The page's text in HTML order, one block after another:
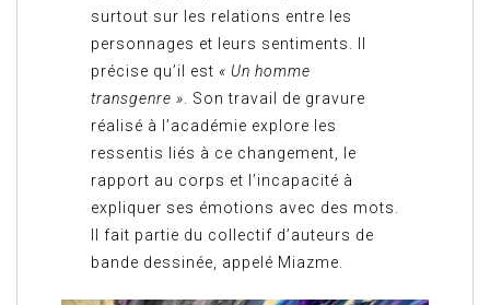
surtout sur les relations entre les
personnages et leurs sentiments. Il
précise qu’il est « Un homme
transgenre ». Son travail de gravure
réalisé à l’académie explore les
ressentis liés à ce changement, le
rapport au corps et l’incapacité à
expliquer ses émotions avec des mots.
Il fait partie du collectif d’auteurs de
bande dessinée, appelé Miazme.